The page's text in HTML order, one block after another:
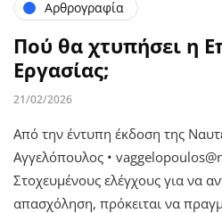
Αρθρογραφία
Πού θα χτυπήσει η
Εργασίας;
21/02/2026
Από την έντυπη έκδοση της
Αγγελόπουλος •
Στοχευμένους ελέγχους για να
απασχόληση, πρόκειται να